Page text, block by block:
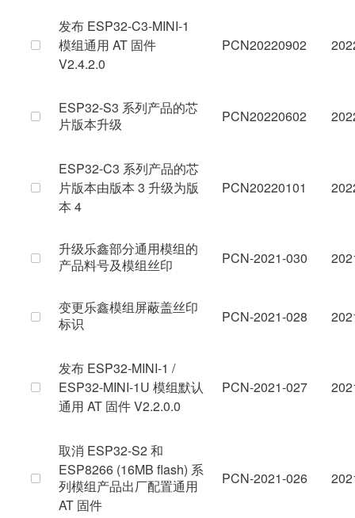
发布 ESP32-C3-MINI-1
模组通用 AT 固件
V2.4.2.0
PCN20220902
ESP32-S3 系列产品的芯
片版本升级
PCN20220602
ESP32-C3 系列产品的芯
片版本由版本 3 升级为版
本 4
PCN20220101
升级乐鑫部分通用模组的
产品料号及模组丝印
PCN-2021-030
变更乐鑫模组屏蔽盖丝印
标识
PCN-2021-028
发布 ESP32-MINI-1 /
ESP32-MINI-1U 模组默认
通用 AT 固件 V2.2.0.0
PCN-2021-027
取消 ESP32-S2 和
ESP8266 (16MB flash) 系
列模组产品出厂配置通用
AT 固件
PCN-2021-026